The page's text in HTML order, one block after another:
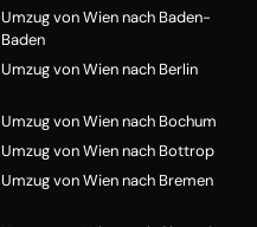
Umzug von Wien nach Baden-
Baden
Umzug von Wien nach Berlin
Umzug von Wien nach Bochum
Umzug von Wien nach Bottrop
Umzug von Wien nach Bremen